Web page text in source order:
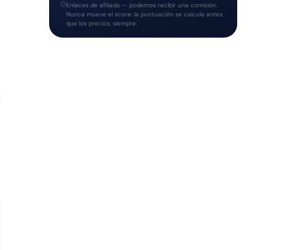
Enlaces de afiliado — podemos recibir una comisión.
Nunca mueve el score: la puntuación se calcula antes
que los precios, siempre.